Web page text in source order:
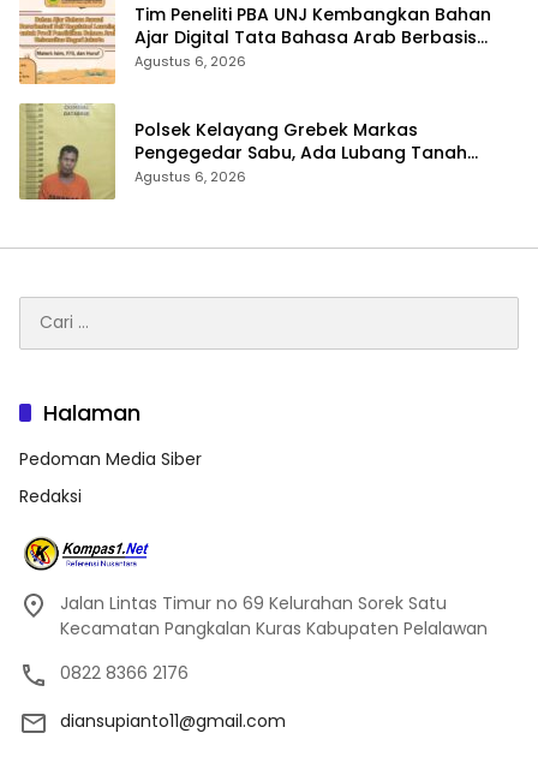
Tim Peneliti PBA UNJ Kembangkan Bahan
Ajar Digital Tata Bahasa Arab Berbasis
Multimedia Interaktif untuk Mahasiswa
Agustus 6, 2026
Polsek Kelayang Grebek Markas
Pengegedar Sabu, Ada Lubang Tanah
Agustus 6, 2026
untuk:
Halaman
Pedoman Media Siber
Redaksi
Jalan Lintas Timur no 69 Kelurahan Sorek Satu
Kecamatan Pangkalan Kuras Kabupaten Pelalawan
0822 8366 2176
diansupianto11@gmail.com